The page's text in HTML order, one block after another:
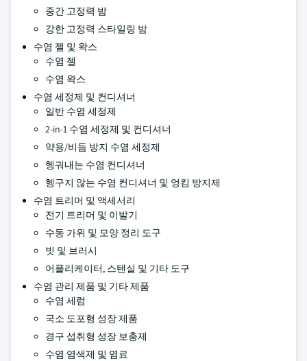
중간 고정력 밤
강한 고정력 스타일링 밤
수염 젤 및 왁스
수염 젤
수염 왁스
수염 세정제 및 컨디셔너
일반 수염 세정제
2-in-1 수염 세정제 및 컨디셔너
약용/비듬 방지 수염 세정제
헹궈내는 수염 컨디셔너
헹구지 않는 수염 컨디셔너 및 엉킴 방지제
수염 트리머 및 액세서리
전기 트리머 및 이발기
수동 가위 및 모양 정리 도구
빗 및 브러시
어플리케이터, 스텐실 및 기타 도구
수염 관리 제품 및 기타 제품
수염 세럼
국소 도포형 성장 제품
경구 섭취형 성장 보충제
수염 염색제 및 염료